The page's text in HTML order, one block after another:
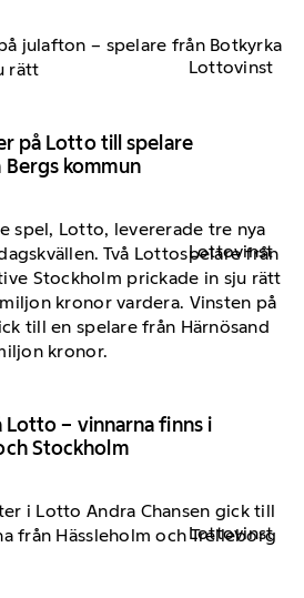
Lottovinst
på Lotto till spelare
kommun
Lottovinst
– vinnarna finns i
Stockholm
Lottovinst